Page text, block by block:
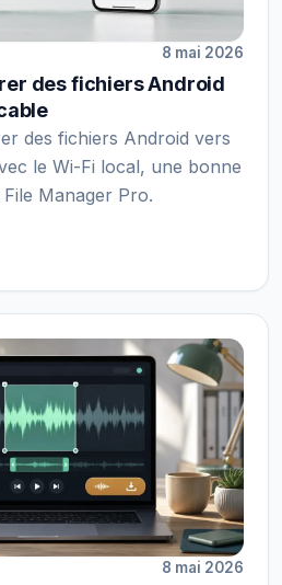
8 mai 2026
des fichiers Android
des fichiers Android vers
le Wi-Fi local, une bonne
Manager Pro.
8 mai 2026